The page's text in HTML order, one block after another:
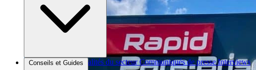
Brèves et actus Actualités du secteur Communiqués de presse Interviews
Conseils et Guides